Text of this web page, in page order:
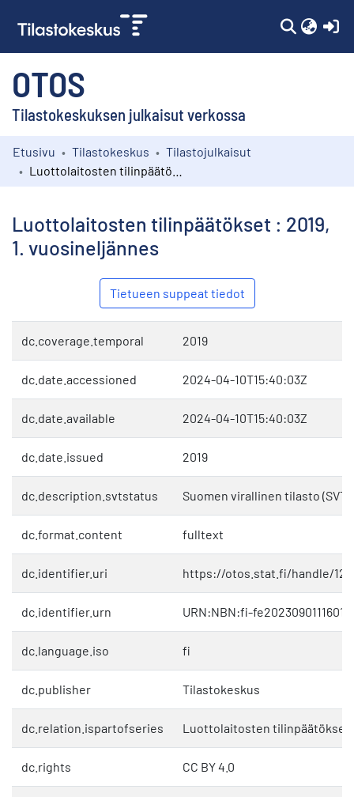
OTOS
Tilastokeskuksen julkaisut verkossa
Kokoelmat
Etusivu Tilastokeskus
Tilastojulkaisut
Luottolaitosten tilinpäätökset : 2019,
1. vuosineljännes
Tietueen suppeat tiedot
dc.coverage.temporal 2019
dc.date.accessioned 2024-04-10T15:40:03Z
dc.date.available 2024-04-10T15:40:03Z
dc.date.issued 2019
dc.description.svtstatus Suomen virallinen tilasto (SVT)
dc.format.content fulltext
dc.identifier.uri https://otos.stat.fi/handle/
dc.identifier.urn URN:NBN:fi-fe20230901116018
dc.language.iso fi
dc.publisher Tilastokeskus
dc.relation.ispartofseries Luottolaitosten tilinpäätökset
dc.rights CC BY 4.0